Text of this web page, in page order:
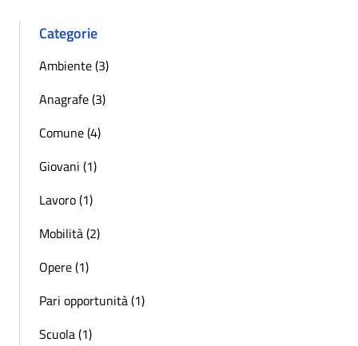
Categorie
Ambiente (3)
Anagrafe (3)
Comune (4)
Giovani (1)
Lavoro (1)
Mobilità (2)
Opere (1)
Pari opportunità (1)
Scuola (1)